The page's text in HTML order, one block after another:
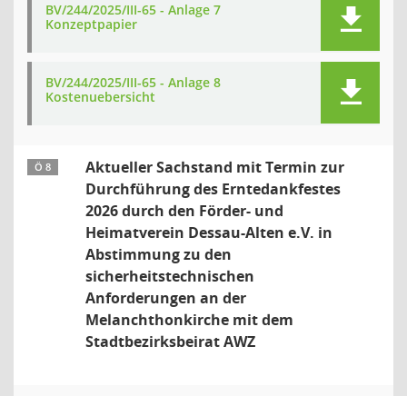
BV/244/2025/III-65 - Anlage 7
Konzeptpapier
BV/244/2025/III-65 - Anlage 8
Kostenuebersicht
Ö 8
Aktueller Sachstand mit Termin zur
Durchführung des Erntedankfestes
2026 durch den Förder- und
Heimatverein Dessau-Alten e.V. in
Abstimmung zu den
sicherheitstechnischen
Anforderungen an der
Melanchthonkirche mit dem
Stadtbezirksbeirat AWZ